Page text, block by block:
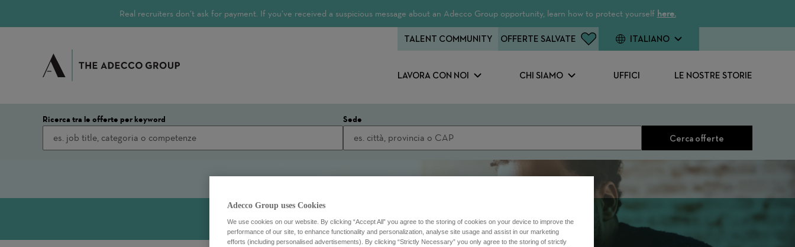
Real recruiters don’t ask for payment. If you’ve received a suspicious message about an Adecco Group opportunity, learn how to protect yourself here.
LAVORA CON NOI CHI SIAMO UFFICI LE NOSTRE STORIE
TALENT COMMUNITY OFFERTE SALVATE ITALIANO
Ricerca tra le offerte per keyword Sede
Cerca offerte
Adecco Group uses Cookies
We use cookies on our website. By clicking “Accept All” you agree to the storing of cookies on your device to improve the
performance of our site, to enhance functionality and personalization, analyse site usage and assist in our marketing
efforts (including personalised advertisements). By clicking “Strictly Necessary” you only agree to the storing of strictly